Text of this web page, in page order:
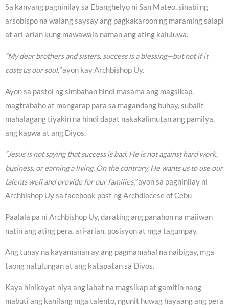
Sa kanyang pagninilay sa Ebanghelyo ni San Mateo, sinabi ng
arsobispo na walang saysay ang pagkakaroon ng maraming salapi
at ari-arian kung mawawala naman ang ating kaluluwa.
“My dear brothers and sisters, success is a blessing—but not if it
costs us our soul,”ayon kay Archbishop Uy.
Ayon sa pastol ng simbahan hindi masama ang magsikap,
magtrabaho at mangarap para sa magandang buhay, subalit
mahalagang tiyakin na hindi dapat nakakalimutan ang pamilya,
ang kapwa at ang Diyos.
“Jesus is not saying that success is bad. He is not against hard work,
business, or earning a living. On the contrary, He wants us to use our
talents well and provide for our families,”ayon sa pagninilay ni
Archbishop Uy sa facebook post ng Archdiocese of Cebu
Paalala pa ni Archbishop Uy, darating ang panahon na maiiwan
natin ang ating pera, ari-arian, posisyon at mga tagumpay.
Ang tunay na kayamanan ay ang pagmamahal na naibigay, mga
taong natulungan at ang katapatan sa Diyos.
Kaya hinikayat niya ang lahat na magsikap at gamitin nang
mabuti ang kanilang mga talento, ngunit huwag hayaang ang pera